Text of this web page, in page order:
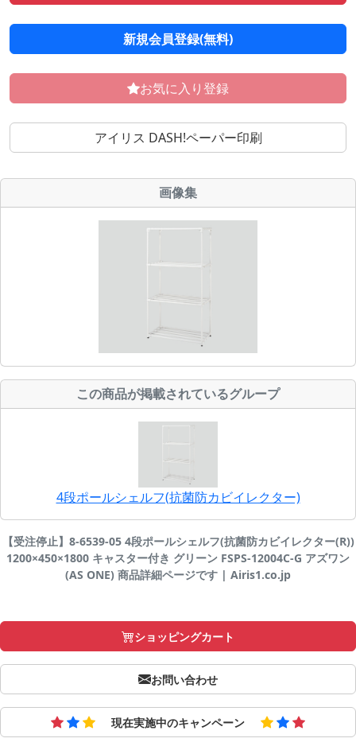
新規会員登録(無料)
お気に入り登録
アイリス DASH!ペーパー印刷
画像集
この商品が掲載されているグループ
4段ポールシェルフ(抗菌防カビイレクター)
【受注停止】8-6539-05 4段ポールシェルフ(抗菌防カビイレクター(R))
1200×450×1800 キャスター付き グリーン FSPS-12004C-G アズワン
(AS ONE) 商品詳細ページです | Airis1.co.jp
ショッピングカート
お問い合わせ
現在実施中のキャンペーン